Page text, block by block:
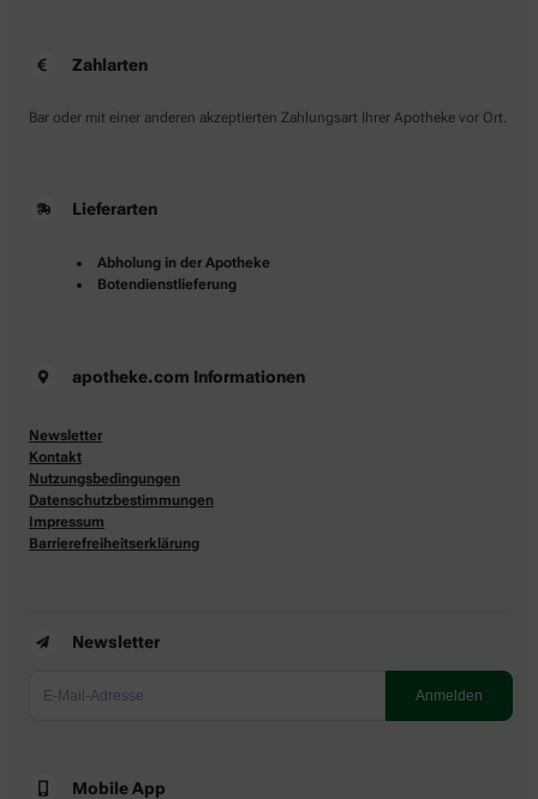
Zahlarten
Bar oder mit einer anderen akzeptierten Zahlungsart Ihrer Apotheke vor Ort.
Lieferarten
Abholung in der Apotheke
Botendienstlieferung
apotheke.com Informationen
Newsletter
Kontakt
Nutzungsbedingungen
Datenschutzbestimmungen
Impressum
Barrierefreiheitserklärung
Newsletter
Mobile App